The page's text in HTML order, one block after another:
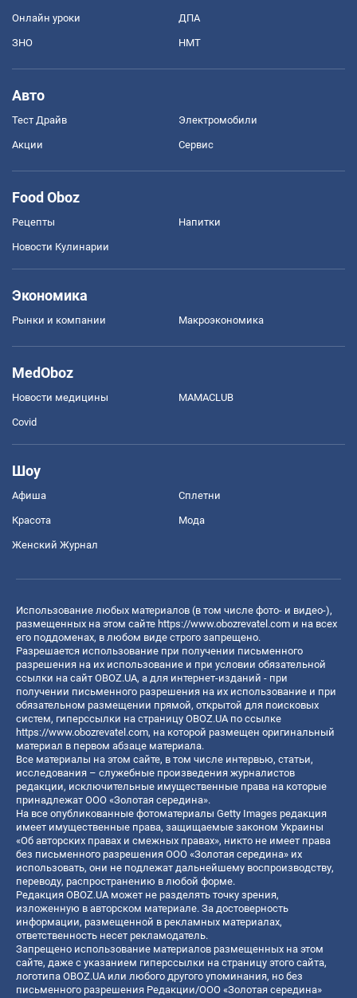
Онлайн уроки ДПА
ЗНО НМТ
Авто
Тест Драйв Электромобили
Акции Сервис
Food Oboz
Рецепты Напитки
Новости Кулинарии
Экономика
Рынки и компании Mакроэкономика
MedOboz
Новости медицины MAMACLUB
Covid
Шоу
Афиша Сплетни
Красота Мода
Женский Журнал
Использование любых материалов (в том числе фото- и видео-),
размещенных на этом сайте https://www.obozrevatel.com и на всех
его поддоменах, в любом виде строго запрещено.
Разрешается использование при получении письменного
разрешения на их использование и при условии обязательной
ссылки на сайт OBOZ.UA, а для интернет-изданий - при
получении письменного разрешения на их использование и при
обязательном размещении прямой, открытой для поисковых
систем, гиперссылки на страницу OBOZ.UA по ссылке
https://www.obozrevatel.com, на которой размещен оригинальный
материал в первом абзаце материала.
Все материалы на этом сайте, в том числе интервью, статьи,
исследования – служебные произведения журналистов
редакции, исключительные имущественные права на которые
принадлежат ООО «Золотая середина».
На все опубликованные фотоматериалы Getty Images редакция
имеет имущественные права, защищаемые законом Украины
«Об авторских правах и смежных правах», никто не имеет права
без письменного разрешения ООО «Золотая середина» их
использовать, они не подлежат дальнейшему воспроизводству,
переводу, распространению в любой форме.
Редакция OBOZ.UA может не разделять точку зрения,
изложенную в авторском материале. За достоверность
информации, размещенной в рекламных материалах,
ответственность несет рекламодатель.
Запрещено использование материалов размещенных на этом
сайте, даже с указанием гиперссылки на страницу этого сайта,
логотипа OBOZ.UA или любого другого упоминания, но без
письменного разрешения Редакции/ООО «Золотая середина»